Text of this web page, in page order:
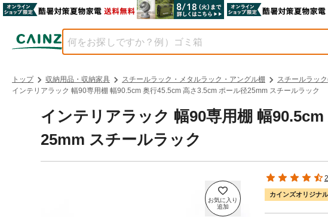
トップ 収納用品・収納家具 スチールラック・メタルラック・アングル棚 スチールラッ
インテリアラック 幅90専用棚 幅90.5cm 奥行45.5cm 高さ3.5cm ポール径25mm スチールラック
インテリアラック 幅90専用棚 幅
25mm スチールラック
カインズオリジナル